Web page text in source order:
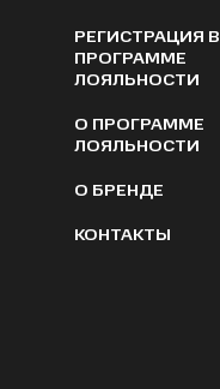
РЕГИСТРАЦИЯ В
ПРОГРАММЕ
ЛОЯЛЬНОСТИ
О ПРОГРАММЕ
ЛОЯЛЬНОСТИ
О БРЕНДЕ
КОНТАКТЫ